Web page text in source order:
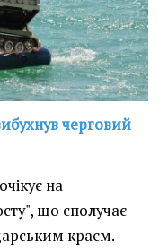
черговий
на
що сполучає
краєм.